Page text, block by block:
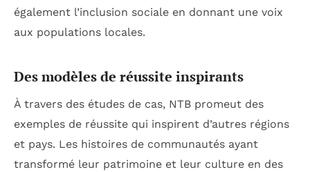
également l’inclusion sociale en donnant une voix
aux populations locales.
Des modèles de réussite inspirants
À travers des études de cas, NTB promeut des
exemples de réussite qui inspirent d’autres régions
et pays. Les histoires de communautés ayant
transformé leur patrimoine et leur culture en des